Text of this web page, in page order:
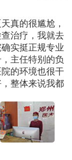
真的很尴尬，
治疗，我就去
实挺正规专业
主任特别的负
的环境也很干
整体来说我都